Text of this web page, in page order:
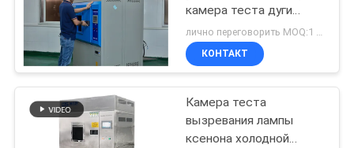
ускорять ход
старея камера
61
камера теста дуги
ксенона выветривания
камеры
КОНТАКТ
Камера теста
вызревания лампы
ксенона холодной